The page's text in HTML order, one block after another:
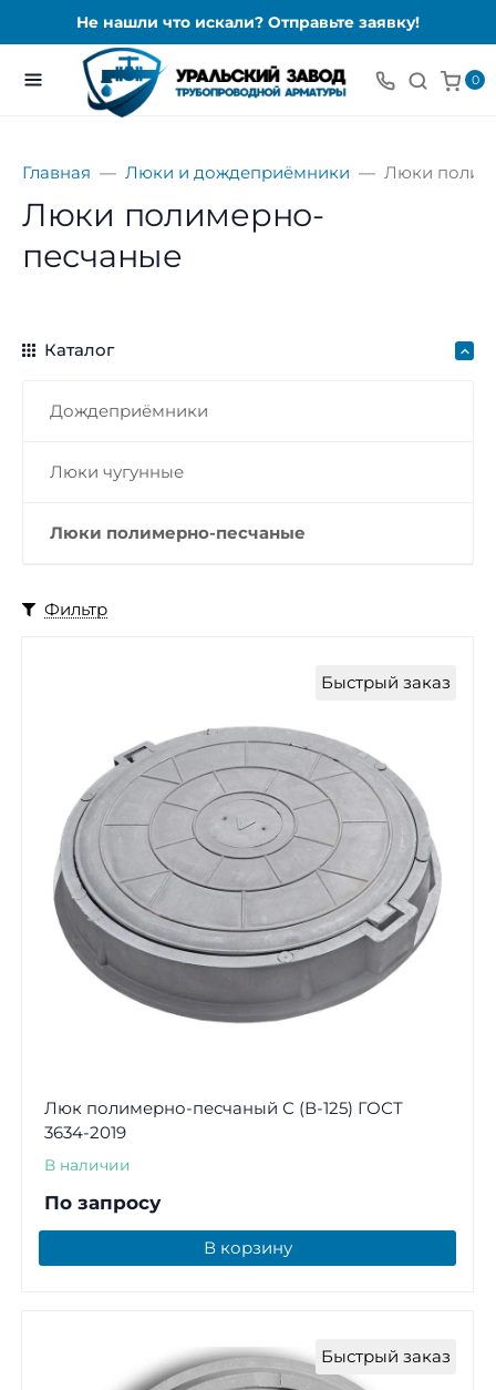
Не нашли что искали? Отправьте заявку!
0
Главная Люки и дождеприёмники Люки
Люки полимерно-
песчаные
Каталог
Дождеприёмники
Люки чугунные
Люки полимерно-песчаные
Фильтр
Быстрый заказ
Люк полимерно-песчаный С (В-125) ГОСТ
3634-2019
В наличии
По запросу
В корзину
Быстрый заказ